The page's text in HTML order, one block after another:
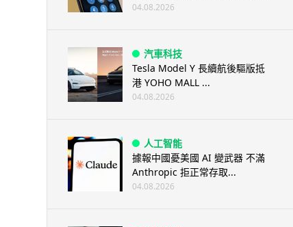
04.08.2026
汽車科技
Tesla Model Y 長續航後驅版抵
港 YOHO MALL ...
04.08.2026
人工智能
據報中國憂美國 AI 變武器 不滿
Anthropic 拒正常存取...
04.08.2026